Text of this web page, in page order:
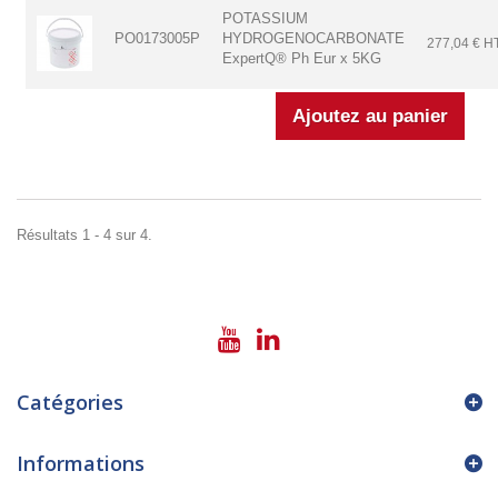
PO0173005P
POTASSIUM
HYDROGENOCARBONATE
ExpertQ® Ph Eur x 5KG
277,04 €
Résultats 1 - 4 sur 4.
Catégories
Informations